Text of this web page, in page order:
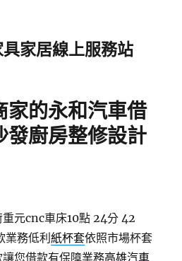
家居線上服務站
家的永和汽車借
發廚房整修設計
元cnc車床10點 24分 42
業務低利紙杯套依照市場杯套
您借款有保障業務高雄汽車